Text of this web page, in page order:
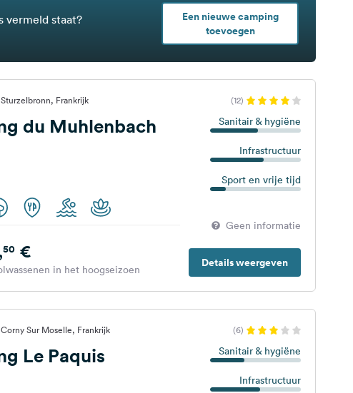
vermeld staat?
Een nieuwe camping
toevoegen
Frankrijk (12)
du Muhlenbach Sanitair & hygiëne
Infrastructuur
Sport en vrije tijd
Geen informatie
Details weergeven
50€
in het hoogseizoen
Sur Moselle, Frankrijk (6)
Le Paquis Sanitair & hygiëne
Infrastructuur